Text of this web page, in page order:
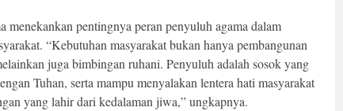
menekankan pentingnya peran penyuluh agama dalam
“Kebutuhan masyarakat bukan hanya pembangunan
juga bimbingan ruhani. Penyuluh adalah sosok yang
Tuhan, serta mampu menyalakan lentera hati masyarakat
yang lahir dari kedalaman jiwa,” ungkapnya.